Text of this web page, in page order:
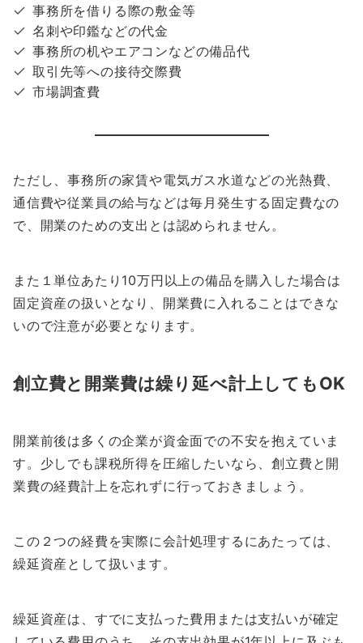
事務所を借りる際の敷金等
名刺や印鑑などの代金
事務所の机やエアコンなどの備品代
取引先等への接待交際費
市場調査費
ただし、事務所の家賃や電気ガス水道などの光熱費、
通信費や従業員の給与などは毎月発生する固定費なの
で、開業のための支出とは認められません。
また１単位あたり10万円以上の備品を購入した場合は
固定資産の扱いとなり、開業費に入れることはできな
いので注意が必要となります。
創立費と開業費は繰り延べ計上してもOK
開業前後は多くの企業が資金面での不安を抱えていま
す。少しでも課税所得を圧縮したいなら、創立費と開
業費の経費計上を忘れずに行っておきましょう。
この２つの経費を実際に会計処理するにあたっては、
繰延資産として扱います。
繰延資産は、すでに支払った費用または支払いが確定